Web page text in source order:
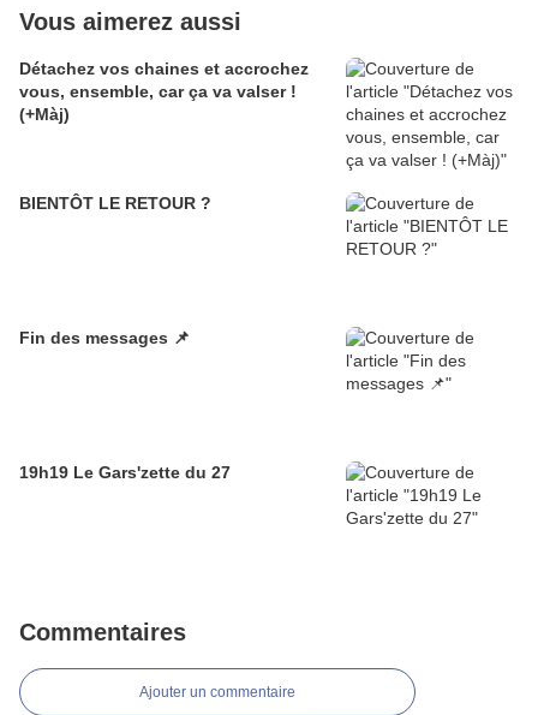
Vous aimerez aussi
Détachez vos chaines et accrochez
vous, ensemble, car ça va valser !
(+Màj)
BIENTÔT LE RETOUR ?
Fin des messages 📌
19h19 Le Gars'zette du 27
Commentaires
Ajouter un commentaire